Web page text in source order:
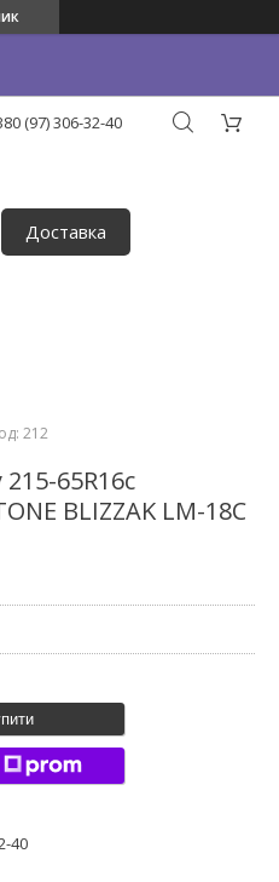
(97) 306-32-40
Доставка
212
65R16с
BLIZZAK LM-18C
40